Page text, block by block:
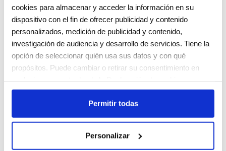
cookies para almacenar y acceder la información en su
dispositivo con el fin de ofrecer publicidad y contenido
personalizados, medición de publicidad y contenido,
investigación de audiencia y desarrollo de servicios. Tiene la
opción de seleccionar quién usa sus datos y con qué
propósitos. Puede cambiar o retirar su consentimiento en
clicando en el Menú de consentimiento.
Si lo permite, también quisiéramos:
que puede tener una precisión de varios metros
Permitir todas
Personalizar
HAIR SPA BY IMMA CATALÁN
CARRER DE GURB, 101, B
VICBARCELONA08500
ESPAÑA
Teléfono: 633180167
Lunes
Cerrada
09:00 - 18:00
Jueves
09:00 - 18:00
09:00 - 18:00